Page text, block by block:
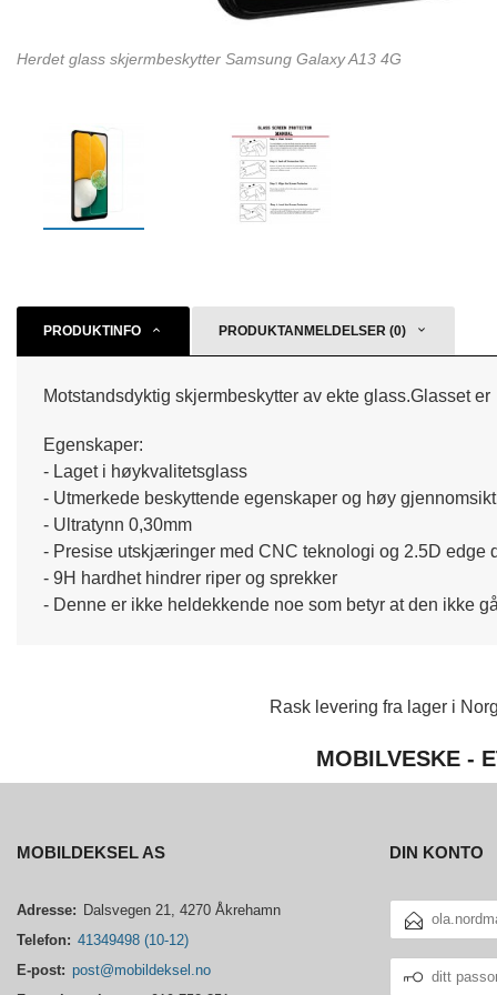
Herdet glass skjermbeskytter Samsung Galaxy A13 4G
PRODUKTINFO PRODUKTANMELDELSER (0)
Motstandsdyktig skjermbeskytter av ekte glass.Glasset
Egenskaper:
- Laget i høykvalitetsglass
- Utmerkede beskyttende egenskaper og høy
- Ultratynn 0,30mm
- Presise utskjæringer med CNC teknologi og 2.5D edge
- 9H hardhet hindrer riper og sprekker
- Denne er ikke heldekkende noe som betyr at den ikke
Rask levering fra lager i
MOBILVESKE -
MOBILDEKSEL AS
Adresse: Dalsvegen 21, 4270 Åkrehamn
Telefon: 41349498 (10-12)
E-post: post@mobildeksel.no
DIN KONTO
POSTADRESSE
PASSORD